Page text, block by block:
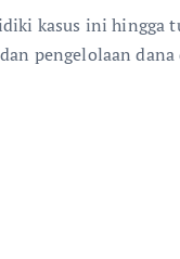
kasus ini hingga
pengelolaan dana